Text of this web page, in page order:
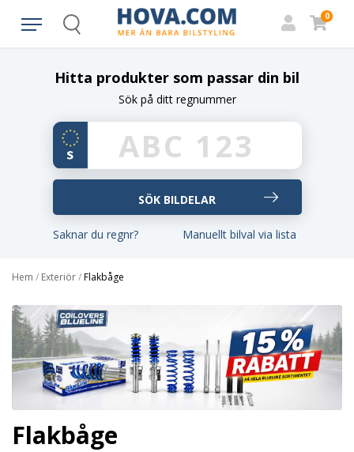
Search
0
Hitta produkter som passar din bil
Sök på ditt regnummer
Saknar du regnr? Manuellt bilval via lista
Hem / Exteriör/Flakbåge
Flakbåge